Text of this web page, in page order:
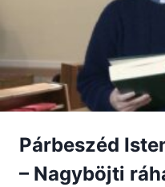
Párbeszéd
– Nagyböjti